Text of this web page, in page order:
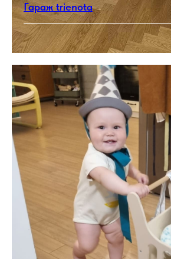
Гараж trienota